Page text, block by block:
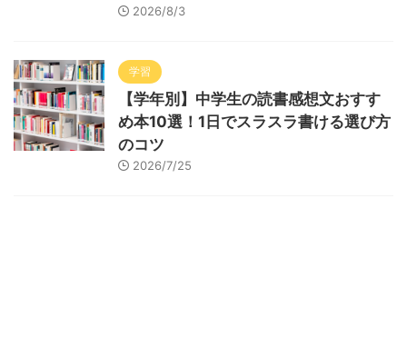
2026/8/3
学習
【学年別】中学生の読書感想文おすす
め本10選！1日でスラスラ書ける選び方
のコツ
2026/7/25